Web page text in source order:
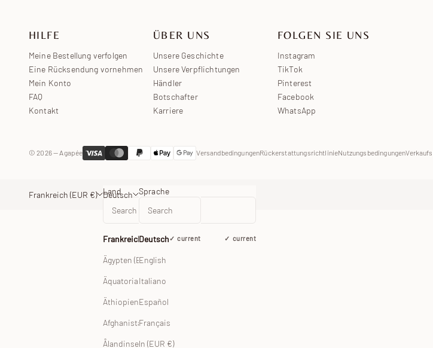
HILFE
Meine Bestellung verfolgen
Eine Rücksendung vornehmen
Mein Konto
FAQ
Kontakt
ÜBER UNS
Unsere Geschichte
Unsere Verpflichtungen
Händler
Botschafter
Karriere
FOLGEN SIE UNS
Instagram
TikTok
Pinterest
Facebook
WhatsApp
© 2026 — Agapée VersandbedingungenRückerstattungsrichtlinieNutzungsbedingungen
Frankreich (EUR €) Land
Frankreich (EUR €) current
Äquatorialguinea (XAF CFA)
Äthiopien (ETB Br)
Afghanistan (EUR €)
Ålandinseln (EUR €)
Deutsch Sprache
Deutsch current
English
Italiano
Español
Français